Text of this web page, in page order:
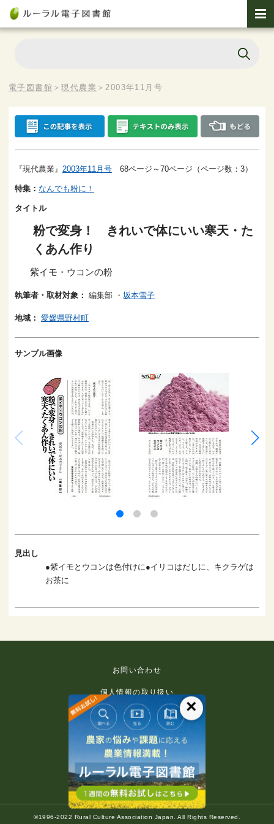
電子図書館 ＞現代農業 ＞2003年11月号
『現代農業』 2003年11月号 68ページ～70ページ（ページ数：3）
特集： なんでも粉に！
タイトル
粉で変身！ きれいで体にいい寒天・た
くあん作り
紫イモ・ウコンの粉
執筆者・取材対象： 編集部 ・ 坂本雪子
地域： 愛媛県野村町
サンプル画像
見出し
●紫イモとウコンは色付けに●イリコはだしに、キクラゲは
お茶に
お問い合わせ
個人情報の取り扱い
免責事項
利用規約
推奨環境
著作権等について
©1996-2022 Rural Culture Association Japan. All Rights Reserved.
×